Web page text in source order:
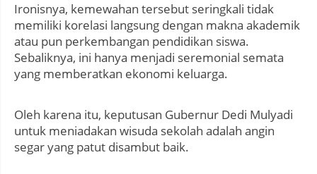
Ironisnya, kemewahan tersebut seringkali tidak
memiliki korelasi langsung dengan makna akademik
atau pun perkembangan pendidikan siswa.
Sebaliknya, ini hanya menjadi seremonial semata
yang memberatkan ekonomi keluarga.
Oleh karena itu, keputusan Gubernur Dedi Mulyadi
untuk meniadakan wisuda sekolah adalah angin
segar yang patut disambut baik.